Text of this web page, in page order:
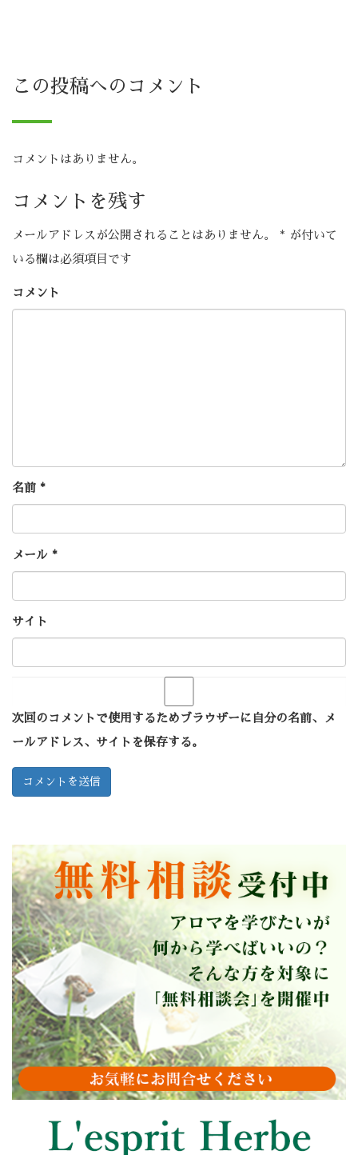
この投稿へのコメント
コメントはありません。
コメントを残す
メールアドレスが公開されることはありません。 * が付いて
いる欄は必須項目です
コメント
名前 *
メール *
サイト
次回のコメントで使用するためブラウザーに自分の名前、メ
ールアドレス、サイトを保存する。